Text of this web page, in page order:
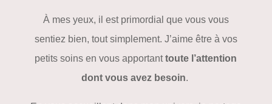
À mes yeux, il est primordial que vous vous
sentiez bien, tout simplement. J’aime être à vos
petits soins en vous apportanttoute l’attention
dont vous avez besoin.